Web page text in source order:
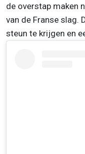
de overstap maken
van de Franse slag.
steun te krijgen en